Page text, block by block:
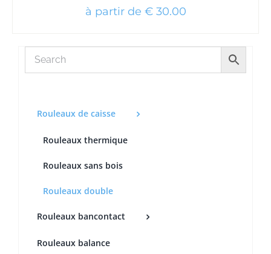
à partir de € 30.00
Rouleaux de caisse
Rouleaux thermique
Rouleaux sans bois
Rouleaux double
Rouleaux bancontact
Rouleaux balance